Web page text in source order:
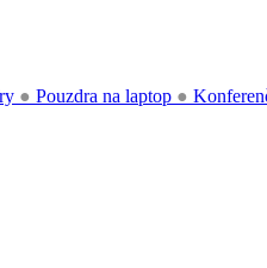
● Pouzdra na laptop ●